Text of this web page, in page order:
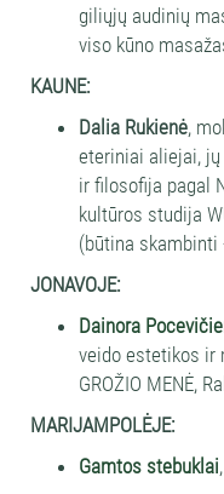
giliųjų audinių
viso kūno
KAUNE:
Dalia Rukienė,
eteriniai aliejai,
ir filosofija pagal
kultūros studija
(būtina skambinti
JONAVOJE:
Dainora
veido estetikos ir
GROŽIO MENĖ,
MARIJAMPOLĖJE:
Gamtos stebuklai